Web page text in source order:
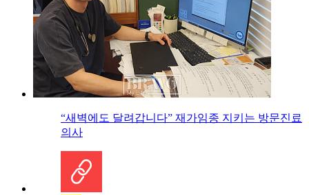
“새벽에도 달려갑니다” 재가임종 지키는 방문진료
의사